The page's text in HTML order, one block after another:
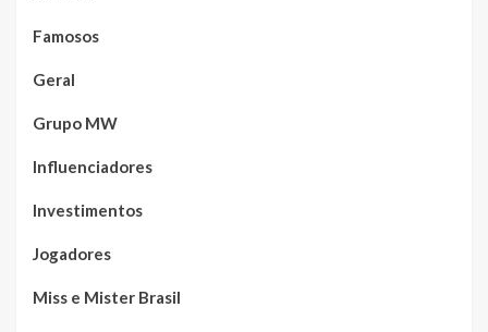
Famosos
Geral
Grupo MW
Influenciadores
Investimentos
Jogadores
Miss e Mister Brasil